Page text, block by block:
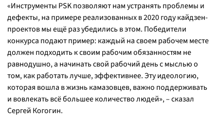
«Инструменты PSK позволяют нам устранять проблемы и
дефекты, на примере реализованных в 2020 году кайдзен-
проектов мы ещё раз убедились в этом. Победители
конкурса подают пример: каждый на своем рабочем месте
должен подходить к своим рабочим обязанностям не
равнодушно, а начинать свой рабочий день с мыслью о
том, как работать лучше, эффективнее. Эту идеологию,
которая вошла в жизнь камазовцев, важно поддерживать
и вовлекать всё большее количество людей», – сказал
Сергей Когогин.